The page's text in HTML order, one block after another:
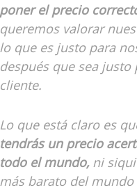
poner el precio
queremos valorar
lo que es justo para
después que sea justo
cliente.
Lo que está claro es
tendrás un precio
todo el mundo,ni
más barato del